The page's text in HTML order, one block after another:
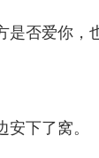
是否爱你，
下了窝。